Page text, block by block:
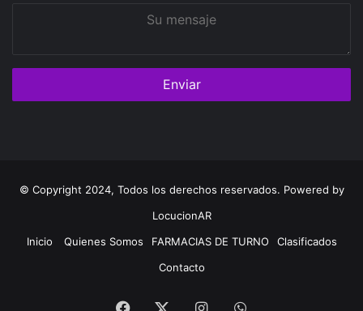
© Copyright 2024, Todos los derechos reservados. Powered by
LocucionAR
Inicio
Quienes Somos FARMACIAS DE TURNO
Clasificados
Contacto
Facebook InstagramWhatsapp